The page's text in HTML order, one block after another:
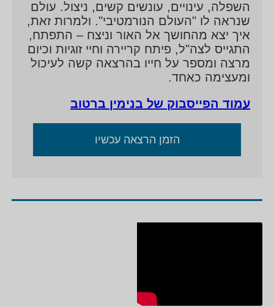
השפלה, עינויים, עונשים קשים, ניצול. עולם
שנראה לו "העולם הנורמטיבי". ולמרות זאת,
איך יצא מהחושך אל האור וניצח – התפתח,
התגייס לצה"ל, פיתח קריירה וחיי זוגיות וכיום
מרצה ומספר על חייו בהרצאה קשה לעיכול
ומעצימה כאחד.
עמוד הפייסבוק של בנימין ברטוב
הזמן הרצאה עכשיו